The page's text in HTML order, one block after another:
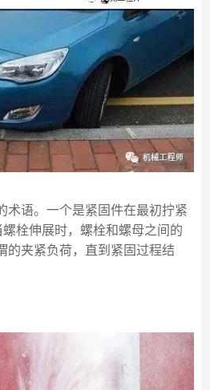
术语。一个是紧固件在最初拧紧
栓伸展时，螺栓和螺母之间的
的夹紧负荷，直到紧固过程结